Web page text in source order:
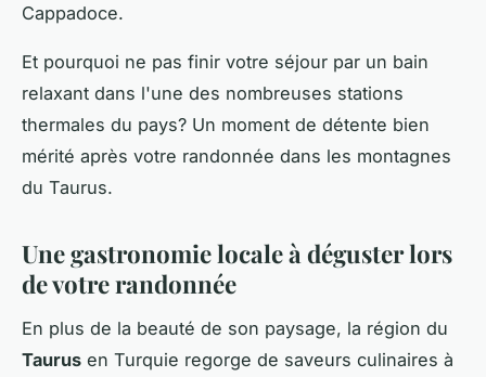
Cappadoce.
Et pourquoi ne pas finir votre séjour par un bain
relaxant dans l'une des nombreuses stations
thermales du pays? Un moment de détente bien
mérité après votre randonnée dans les montagnes
du Taurus.
Une gastronomie locale à déguster lors
de votre randonnée
En plus de la beauté de son paysage, la région du
Taurus en Turquie regorge de saveurs culinaires à